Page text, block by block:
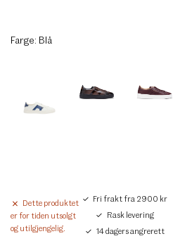
Farge: Blå
Dette produktet
er for tiden utsolgt
og utilgjengelig.
Fri frakt fra 2900 kr
Rask levering
14 dagers angrerett